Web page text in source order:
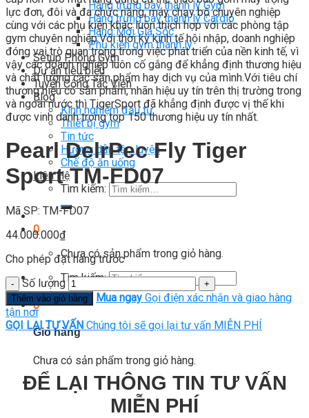
Hàng trưng bày thanh lý Gym
Hàng trưng bày thanh lý Cardio
Hàng Mới Giá Sốc
Phụ kiện gym thanh lý
Setup Phòng Gym
Dự án tiêu biểu
Tuyển Cộng Tác Viên
Blog
Kinh nghiệm đầu tư
Thiết bị gym
Tin tức
Hướng dẫn tập luyện
Chế độ ăn uống
Liên Hệ
Tìm kiếm:
0
Chưa có sản phẩm trong giỏ hàng.
Tìm kiếm:
0
Giỏ hàng
Chưa có sản phẩm trong giỏ hàng.
lực đơn, đôi và đa chức năng, máy chạy bộ chuyên nghiệp
cùng với các phụ kiện khác luôn thích hợp với các phòng tập
gym chuyên nghiệp.Với thời kỳ kinh tế hội nhập, doanh nghiệp
đóng vai trò quan trọng trong việc phát triển của nền kinh tế, vì
vậy các doanh nghiệp luôn cố gắng để khẳng định thương hiệu
và chất lượng các sản phẩm hay dịch vụ của mình.Với tiêu chí
thương hiệu có sản phẩm, nhãn hiệu uy tín trên thị trường trong
và ngoài nước thì TigerSport đã khẳng định được vị thế khi
được vinh danh trong top 150 thương hiệu uy tín nhất.
Pearl DelrPec Fly Tiger
Sport TM-FD07
Mã SP: TM-FD07
44.000.000₫
Cho phép đặt hàng trước
Số lượng
Thêm vào giỏ hàng Mua ngay Gọi điện xác nhận và giao hàng
tận nơi
GỌI LẠI TƯ VẤN Chúng tôi sẽ gọi lại tư vấn MIỄN PHÍ
ĐỂ LẠI THÔNG TIN TƯ VẤN
MIỄN PHÍ